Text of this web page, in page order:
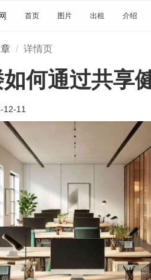
首页 图片 出租 介绍
详情页
何通过共享
12-11